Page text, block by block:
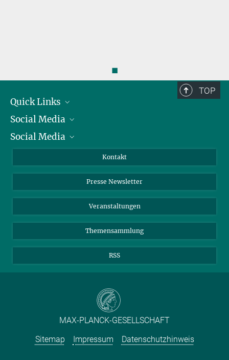
◼
TOP
Quick Links
Präsident
Zahlen und Fakten
Meldestelle Fehlverhalten
Social Media
Bluesky
Social Media
YouTube
Kontakt
Presse Newsletter
Veranstaltungen
Themensammlung
RSS
MAX-PLANCK-GESELLSCHAFT
Sitemap
Impressum Datenschutzhinweis